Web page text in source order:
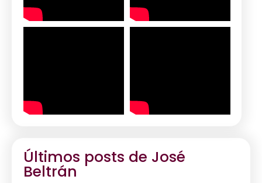
Últimos posts de José
Beltrán